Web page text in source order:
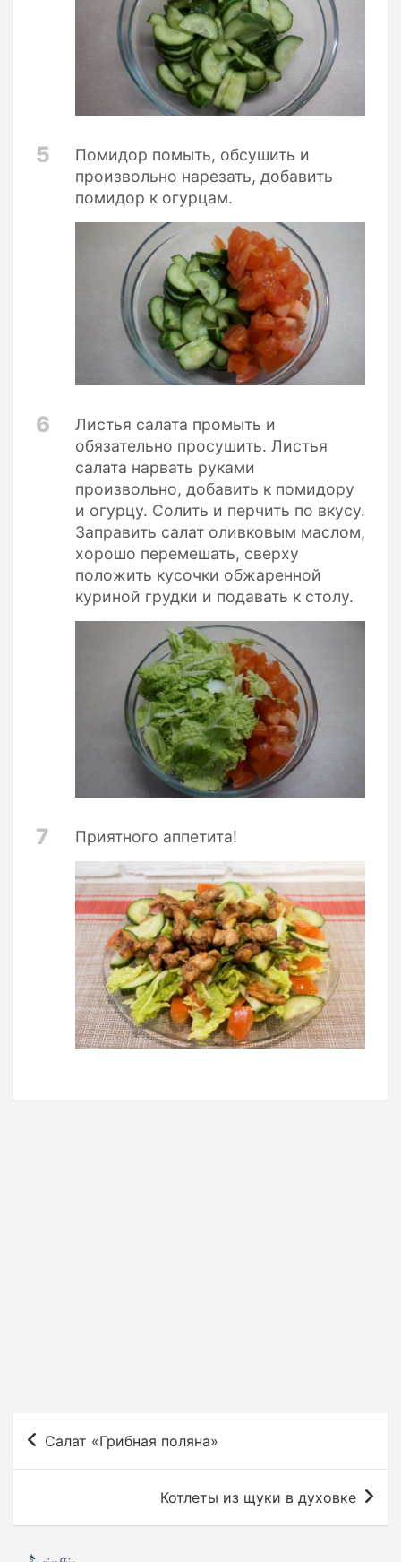
5
Помидор помыть, обсушить и
произвольно нарезать, добавить
помидор к огурцам.
6
Листья салата промыть и
обязательно просушить. Листья
салата нарвать руками
произвольно, добавить к помидору
и огурцу. Солить и перчить по вкусу.
Заправить салат оливковым маслом,
хорошо перемешать, сверху
положить кусочки обжаренной
куриной грудки и подавать к столу.
7 Приятного аппетита!
Салат «Грибная поляна»
Котлеты из щуки в духовке